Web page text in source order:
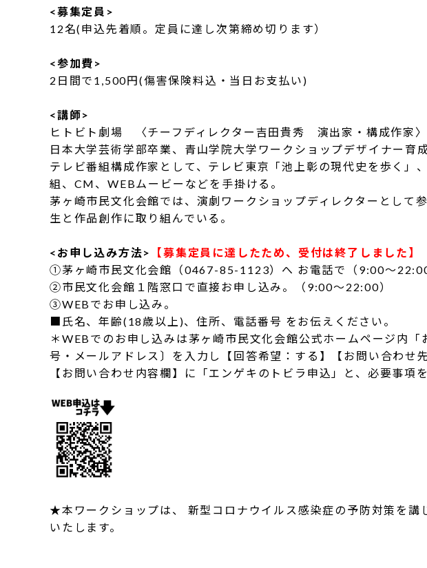
<募集定員>
12名(申込先着順。定員に達し次第締め切ります）
<参加費>
2日間で1,500円(傷害保険料込・当日お支払い)
<講師>
ヒトビト劇場 〈チーフディレクター吉田貴秀 演出家・構成作家〉
日本大学芸術学部卒業、青山学院大学ワークショップデザイナー育
テレビ番組構成作家として、テレビ東京「池上彰の現代史を歩く
組、CM、WEBムービーなどを手掛ける。
茅ヶ崎市民文化会館では、演劇ワークショップディレクターとし
生と作品創作に取り組んでいる。
<お申し込み方法>
【募集定員に達したため、受付は終了しました】
①茅ヶ崎市民文化会館（0467-85-1123）へ お電話で（9:00～22:00
②市民文化会館１階窓口で直接お申し込み。（9:00～22:00）
③WEBでお申し込み。
■氏名、年齢(18歳以上)、住所、電話番号 をお伝えください。
＊WEBでのお申し込みは茅ヶ崎市民文化会館公式ホームページ内
号・メールアドレス〕を入力し【回答希望：する】【お問い合わせ
【お問い合わせ内容欄】に「エンゲキのトビラ申込」と、必要事項
★本ワークショップは、 新型コロナウイルス感染症の予防対策を
いたします。